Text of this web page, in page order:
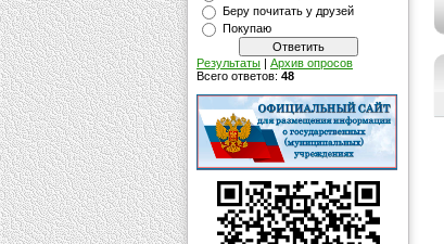
Беру почитать у друзей
Покупаю
Результаты | Архив опросов
Всего ответов: 48